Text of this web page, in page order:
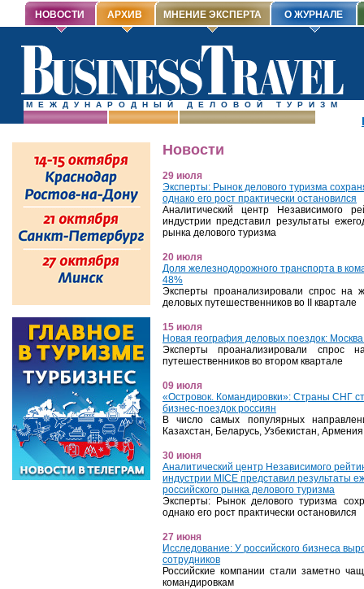
МЕЖДУНАРОДНЫЙ ДЕЛОВОЙ ТУРИЗМ
НОВОСТИ АРХИВ МНЕНИЕ ЭКСПЕРТА О ЖУРНАЛЕ
Новости
29 июля
Эксперты: Рынок делового туризма
однако его рост практически остановился
Аналитический центр Независимого
индустрии представил результаты
рынка делового туризма
20 июля
Доля железнодорожного транспорта в
48%
Эксперты проанализировали спрос на
деловых путешественников во II квартале
15 июля
Новая география деловых поездок:
Эксперты проанализировали спрос
путешественников во втором квартале
09 июля
«Островок. Командировки»: Страны СНГ
бизнес-поездок россиян
В число самых популярных
Казахстан, Беларусь, Узбекистан,
30 июня
Аналитический центр Независимого
индустрии MICE представил результаты
российского рынка делового туризма
Эксперты: Рынок делового туризма
однако его рост практически остановился
27 июня
Исследование: У российского бизнеса
сотрудников
Российские компании стали заметно
командировкам